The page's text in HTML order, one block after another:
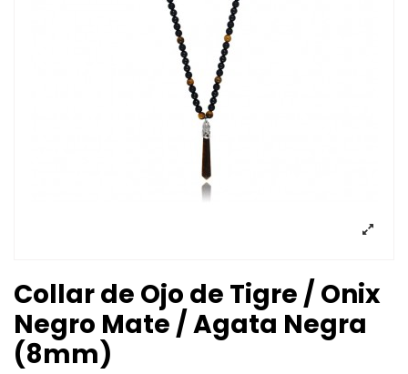
Collar de Ojo de Tigre / Onix
Negro Mate / Agata Negra
(8mm)